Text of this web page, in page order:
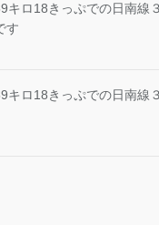
キロ18きっぷでの日南線
す
キロ18きっぷでの日南線